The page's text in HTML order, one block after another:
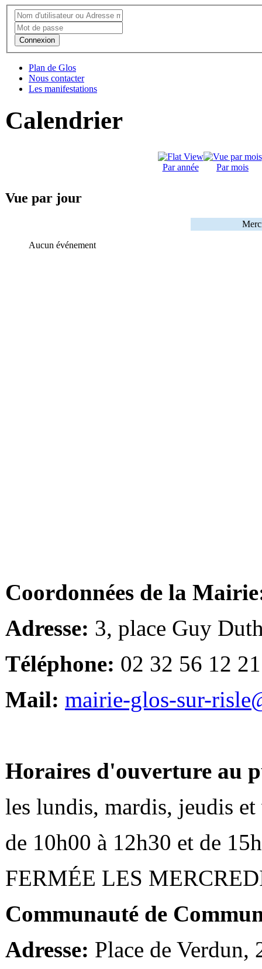
Connexion
Plan de Glos
Nous contacter
Les manifestations
Calendrier
Par année Par mois
Vue par jour
Aucun événement
Coordonnées de la
Adresse: 3, place Guy
Téléphone: 02 32 56 12 21
Mail: mairie-glos-sur-
Horaires d'ouverture au
les lundis, mardis, jeudis et
de 10h00 à 12h30 et de
FERMÉE LES
Communauté de
Adresse: Place de Verdun,